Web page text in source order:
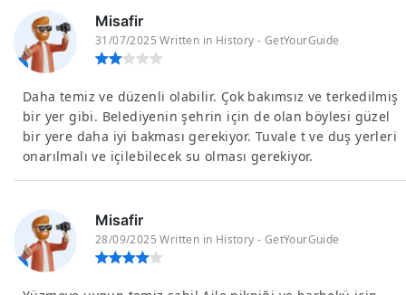
Misafir
31/07/2025 Written in History - GetYourGuide
Daha temiz ve düzenli olabilir. Çok bakımsız ve terkedilmiş
bir yer gibi. Belediyenin şehrin için de olan böylesi güzel
bir yere daha iyi bakması gerekiyor. Tuvale t ve duş yerleri
onarılmalı ve içilebilecek su olması gerekiyor.
Misafir
28/09/2025 Written in History - GetYourGuide